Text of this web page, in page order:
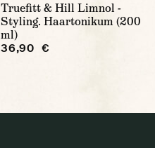
Truefitt & Hill Limnol -
Styling. Haartonikum (200
ml)
36,90 €